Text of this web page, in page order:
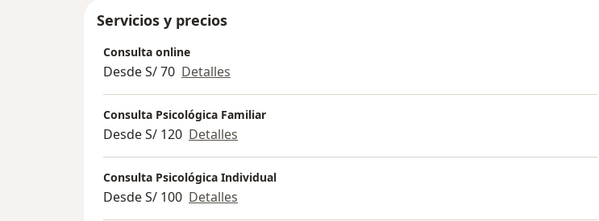
Servicios y precios
Consulta online
Desde S/ 70 Detalles
Consulta Psicológica Familiar
Desde S/ 120 Detalles
Consulta Psicológica Individual
Desde S/ 100 Detalles